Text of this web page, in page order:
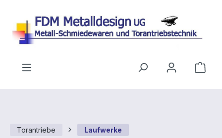
Torantriebe Laufwerke